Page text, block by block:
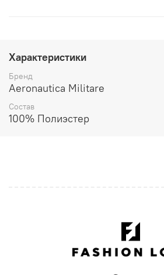
Характеристики
Бренд
Aeronautica Militare
Состав
100% Полиэстер